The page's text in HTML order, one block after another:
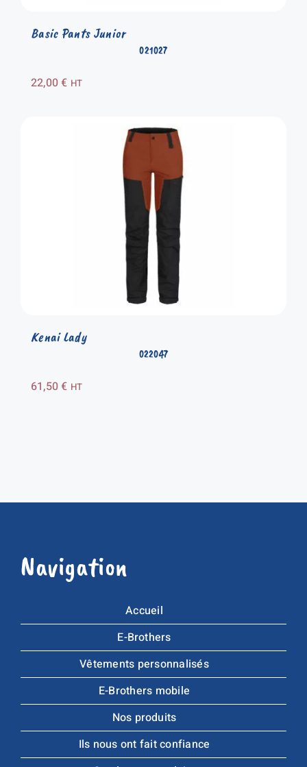
021027
Basic Pants Junior
22,00€ HT
022047
Kenai Lady
61,50€ HT
Navigation
Accueil
E-Brothers
Vêtements personnalisés
E-Brothers mobile
Nos produits
Ils nous ont fait confiance